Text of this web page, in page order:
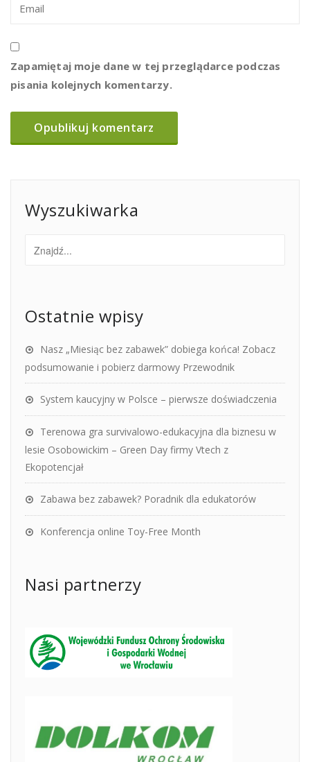
Zapamiętaj moje dane w tej przeglądarce podczas
pisania kolejnych komentarzy.
Wyszukiwarka
Ostatnie wpisy
Nasz „Miesiąc bez zabawek” dobiega końca! Zobacz
podsumowanie i pobierz darmowy Przewodnik
System kaucyjny w Polsce – pierwsze doświadczenia
Terenowa gra survivalowo-edukacyjna dla biznesu w
lesie Osobowickim – Green Day firmy Vtech z
Ekopotencjał
Zabawa bez zabawek? Poradnik dla edukatorów
Konferencja online Toy-Free Month
Nasi partnerzy